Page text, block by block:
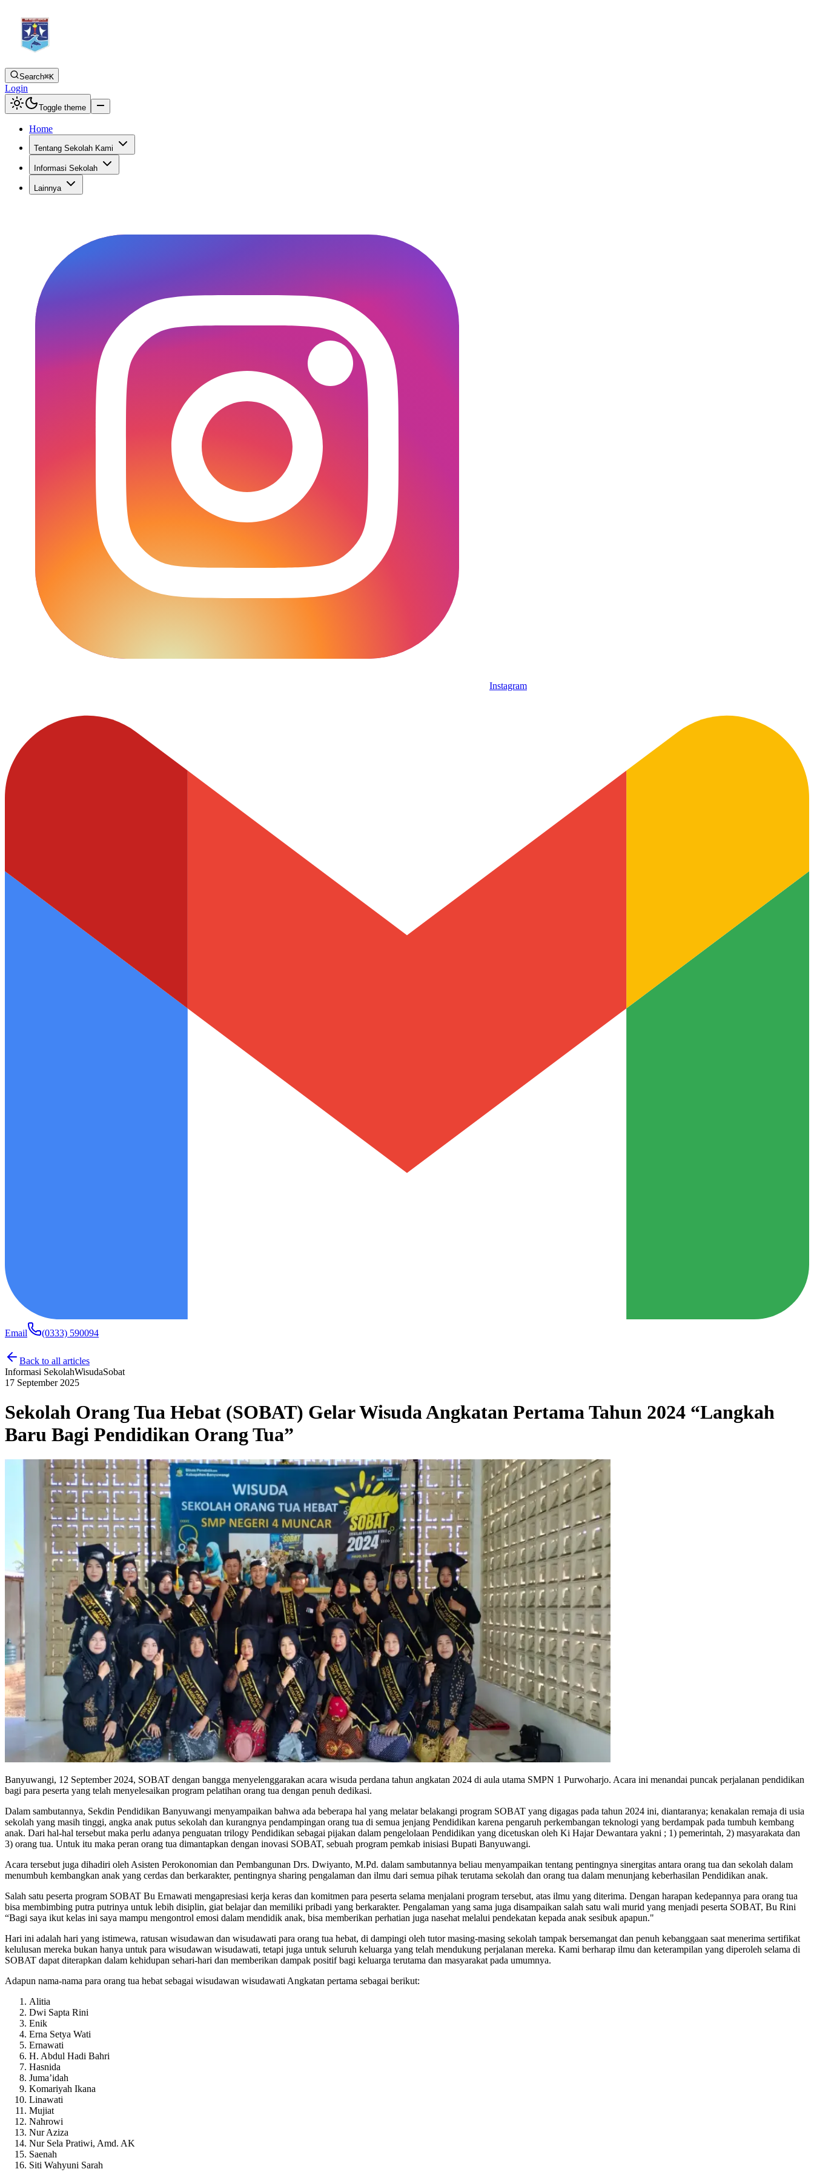
Search⌘K
Login
Toggle theme
Home
Tentang Sekolah Kami
Informasi Sekolah
Lainnya
Instagram
Email (0333) 590094
Back to all articles
Informasi SekolahWisudaSobat
17 September 2025
Sekolah Orang Tua Hebat (SOBAT) Gelar Wisuda Angkatan Pertama Tahun 2024 “Langkah
Baru Bagi Pendidikan Orang Tua”
Banyuwangi, 12 September 2024, SOBAT dengan bangga menyelenggarakan acara wisuda perdana tahun angkatan 2024 di aula utama SMPN 1 Purwoharjo. Acara ini menandai puncak perjalanan pendidikan
bagi para peserta yang telah menyelesaikan program pelatihan orang tua dengan penuh dedikasi.
Dalam sambutannya, Sekdin Pendidikan Banyuwangi menyampaikan bahwa ada beberapa hal yang melatar belakangi program SOBAT yang digagas pada tahun 2024 ini, diantaranya; kenakalan remaja di usia
sekolah yang masih tinggi, angka anak putus sekolah dan kurangnya pendampingan orang tua di semua jenjang Pendidikan karena pengaruh perkembangan teknologi yang berdampak pada tumbuh kembang
anak. Dari hal-hal tersebut maka perlu adanya penguatan trilogy Pendidikan sebagai pijakan dalam pengelolaan Pendidikan yang dicetuskan oleh Ki Hajar Dewantara yakni ; 1) pemerintah, 2) masyarakata dan
3) orang tua. Untuk itu maka peran orang tua dimantapkan dengan inovasi SOBAT, sebuah program pemkab inisiasi Bupati Banyuwangi.
Acara tersebut juga dihadiri oleh Asisten Perokonomian dan Pembangunan Drs. Dwiyanto, M.Pd. dalam sambutannya beliau menyampaikan tentang pentingnya sinergitas antara orang tua dan sekolah dalam
menumbuh kembangkan anak yang cerdas dan berkarakter, pentingnya sharing pengalaman dan ilmu dari semua pihak terutama sekolah dan orang tua dalam menunjang keberhasilan Pendidikan anak.
Salah satu peserta program SOBAT Bu Ernawati mengapresiasi kerja keras dan komitmen para peserta selama menjalani program tersebut, atas ilmu yang diterima. Dengan harapan kedepannya para orang tua
bisa membimbing putra putrinya untuk lebih disiplin, giat belajar dan memiliki pribadi yang berkarakter. Pengalaman yang sama juga disampaikan salah satu wali murid yang menjadi peserta SOBAT, Bu Rini
“Bagi saya ikut kelas ini saya mampu mengontrol emosi dalam mendidik anak, bisa memberikan perhatian juga nasehat melalui pendekatan kepada anak sesibuk apapun."
Hari ini adalah hari yang istimewa, ratusan wisudawan dan wisudawati para orang tua hebat, di dampingi oleh tutor masing-masing sekolah tampak bersemangat dan penuh kebanggaan saat menerima sertifikat
kelulusan mereka bukan hanya untuk para wisudawan wisudawati, tetapi juga untuk seluruh keluarga yang telah mendukung perjalanan mereka. Kami berharap ilmu dan keterampilan yang diperoleh selama di
SOBAT dapat diterapkan dalam kehidupan sehari-hari dan memberikan dampak positif bagi keluarga terutama dan masyarakat pada umumnya.
Adapun nama-nama para orang tua hebat sebagai wisudawan wisudawati Angkatan pertama sebagai berikut:
Alitia
Dwi Sapta Rini
Enik
Erna Setya Wati
Ernawati
H. Abdul Hadi Bahri
Hasnida
Juma’idah
Komariyah Ikana
Linawati
Mujiat
Nahrowi
Nur Aziza
Nur Sela Pratiwi, Amd. AK
Saenah
Siti Wahyuni Sarah